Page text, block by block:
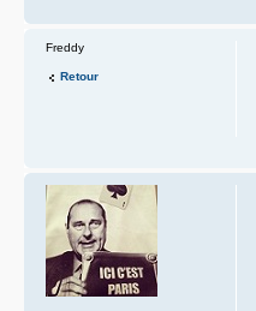
Freddy
Retour